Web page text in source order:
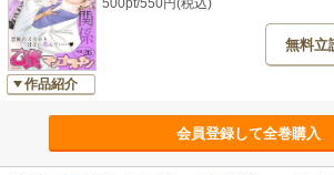
作品紹介
500pt/550円(税込)
無料立
会員登録して全巻購入